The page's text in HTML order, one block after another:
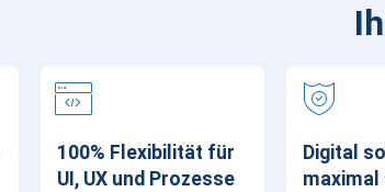
100% Flexibilität für
UI, UX und Prozesse
Digital
maximal